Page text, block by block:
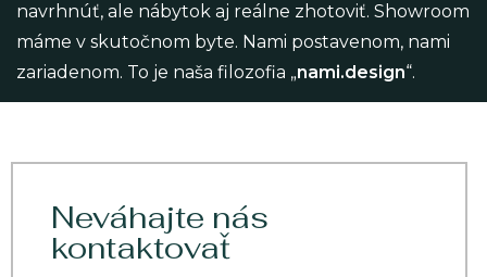
navrhnúť, ale nábytok aj reálne zhotoviť. Showroom
máme v skutočnom byte. Nami postavenom, nami
zariadenom. To je naša filozofia „nami.design“.
Neváhajte nás
kontaktovať